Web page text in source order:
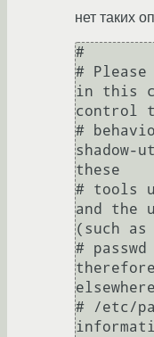
нет таких
#
#
in this
control
#
shadow-
these
# tools
and the
(such as
# passwd
# /etc/